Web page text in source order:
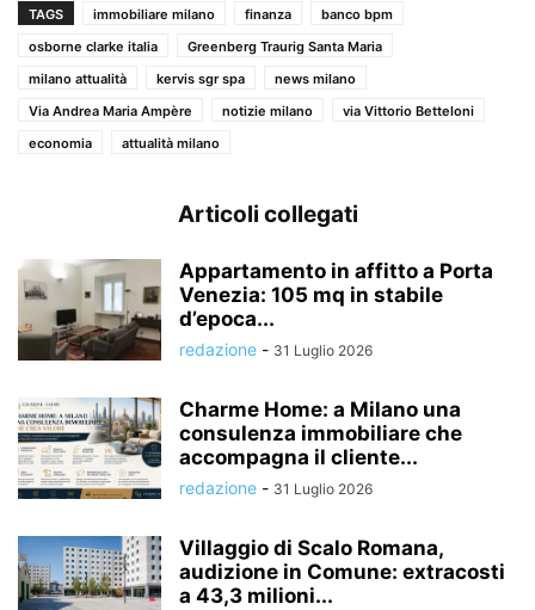
TAGS immobiliare milano finanza
banco bpm
osborne clarke italia
Greenberg Traurig Santa Maria
milano attualità
kervis sgr spa
news milano
Via Andrea Maria Ampère
notizie milano
via Vittorio Betteloni
economia
attualità milano
Articoli collegati
Appartamento in affitto a Porta
Venezia: 105 mq in stabile
d’epoca...
redazione - 31 Luglio 2026
Charme Home: a Milano una
consulenza immobiliare che
accompagna il cliente...
redazione - 31 Luglio 2026
Villaggio di Scalo Romana,
audizione in Comune: extracosti
a 43,3 milioni...